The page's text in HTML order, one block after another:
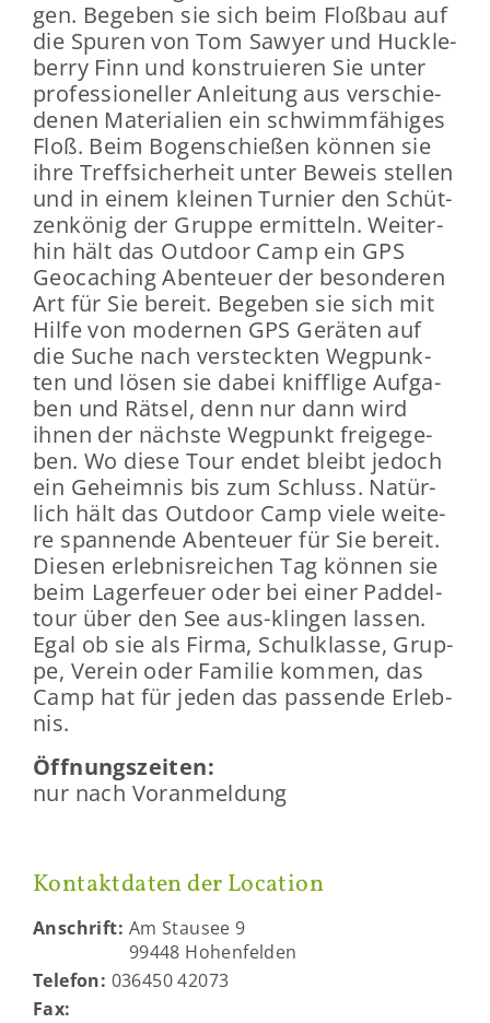
gen. Be­ge­ben sie sich beim Floß­bau auf
die Spu­ren von Tom Sa­wy­er und Huck­le­
ber­ry Finn und kon­stru­ie­ren Sie unter
pro­fes­sio­nel­ler An­lei­tung aus ver­schie­
de­nen Ma­te­ria­li­en ein schwimm­fä­hi­ges
Floß. Beim Bo­gen­schie­ßen kön­nen sie
ihre Treff­si­cher­heit unter Be­weis stel­len
und in einem klei­nen Tur­nier den Schüt­
zen­kö­nig der Grup­pe er­mit­teln. Wei­ter­
hin hält das Out­door Camp ein GPS
Geo­caching Aben­teu­er der be­son­de­ren
Art für Sie be­reit. Be­ge­ben sie sich mit
Hilfe von mo­der­nen GPS Ge­rä­ten auf
die Suche nach ver­steck­ten Weg­punk­
ten und lösen sie dabei kniff­li­ge Auf­ga­
ben und Rät­sel, denn nur dann wird
ihnen der nächs­te Weg­punkt frei­ge­ge­
ben. Wo diese Tour endet bleibt je­doch
ein Ge­heim­nis bis zum Schluss. Na­tür­
lich hält das Out­door Camp viele wei­te­
re span­nen­de Aben­teu­er für Sie be­reit.
Die­sen er­leb­nis­rei­chen Tag kön­nen sie
beim La­ger­feu­er oder bei einer Pad­del­
tour über den See aus-​klingen las­sen.
Egal ob sie als Firma, Schul­klas­se, Grup­
pe, Ver­ein oder Fa­mi­lie kom­men, das
Camp hat für jeden das pas­sen­de Er­leb­
nis.
Öff­nungs­zei­ten:
nur nach Vor­anmel­dung
Kon­takt­da­ten der Lo­ca­ti­on
An­schrift: Am Stau­see 9
99448 Ho­hen­fel­den
Te­le­fon: 036450 42073
Fax: